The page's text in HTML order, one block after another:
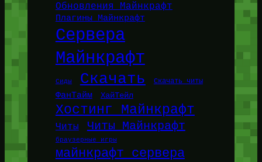
Обновления Майнкрафт
Плагины Майнкрафт
Сервера
Майнкрафт
Сиды Скачать Скачать читы
ФанТайм ХайТейл
Хостинг Майнкрафт
Читы Читы Майнкрафт
браузерные игры
майнкрафт сервера